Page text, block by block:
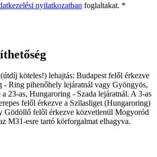
nyilatkozatban foglaltakat. *
köteles!) lehajtás: Budapest felől érkezve
- Ring pihenőhely lejáratnál vagy Gyöngyös,
23-as, Hungaroring - Szada lejáratnál. A 3-as
felől érkezve a Szilasliget (Hungaroring)
Gödöllő felől érkezve közvetlenül Mogyoród
M31-esre tartó körforgalmat elhagyva.